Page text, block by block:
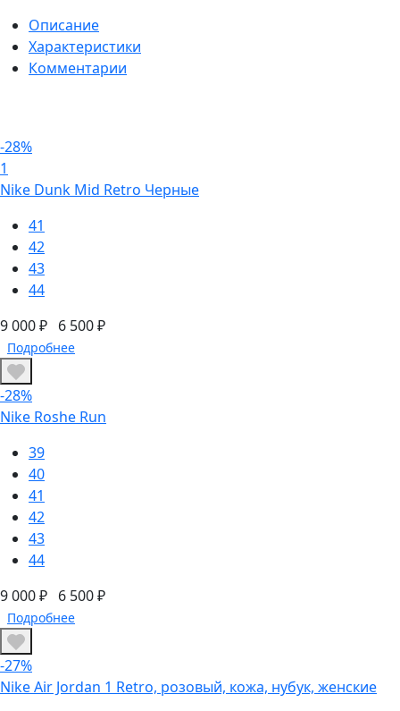
Описание
Характеристики
Комментарии
-28%
1
Nike Dunk Mid Retro Черные
41
42
43
44
9 000 ₽ 6 500 ₽
Подробнее
-28%
Nike Roshe Run
39
40
41
42
43
44
9 000 ₽ 6 500 ₽
Подробнее
-27%
Nike Air Jordan 1 Retro, розовый, кожа, нубук, женские